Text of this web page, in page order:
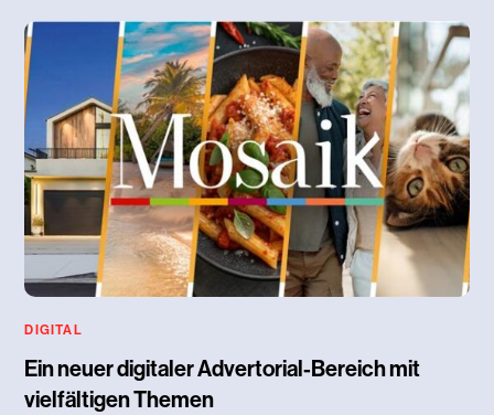
DIGITAL
Ein neuer digitaler Advertorial-Bereich mit
vielfältigen Themen